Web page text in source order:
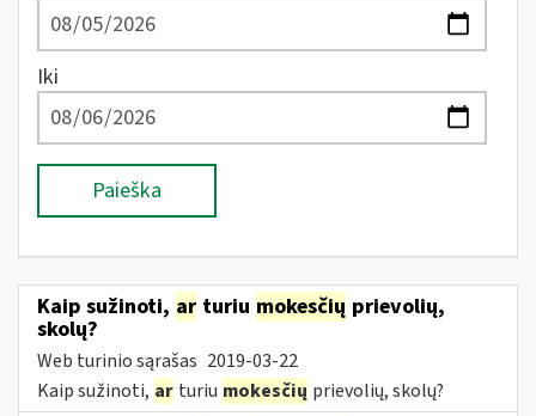
Iki
Paieška
Kaip sužinoti, ar turiu mokesčių prievolių,
skolų?
Web turinio sąrašas 2019-03-22
Kaip sužinoti, ar turiu mokesčių prievolių, skolų?